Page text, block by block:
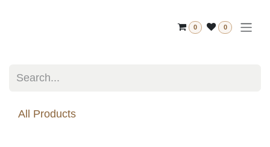
0 0
All Products